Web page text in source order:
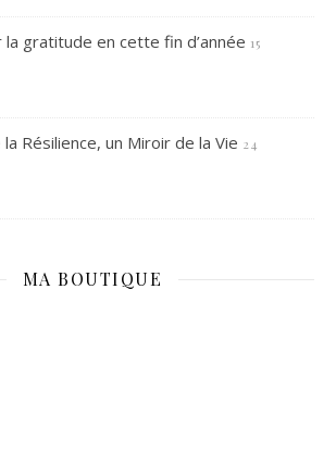
gratitude en cette fin d’année 15
la Résilience, un Miroir de la Vie 24
MA BOUTIQUE